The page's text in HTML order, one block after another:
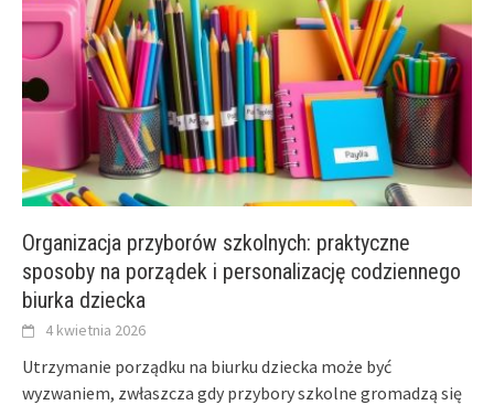
Organizacja przyborów szkolnych: praktyczne
sposoby na porządek i personalizację codziennego
biurka dziecka
4 kwietnia 2026
Utrzymanie porządku na biurku dziecka może być
wyzwaniem, zwłaszcza gdy przybory szkolne gromadzą się